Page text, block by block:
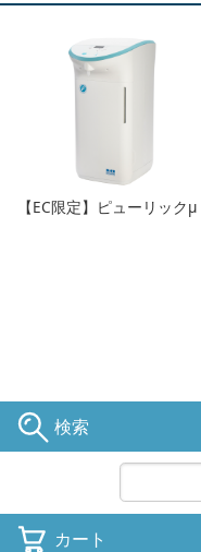
【EC限定】ピューリックμ
検索
カート